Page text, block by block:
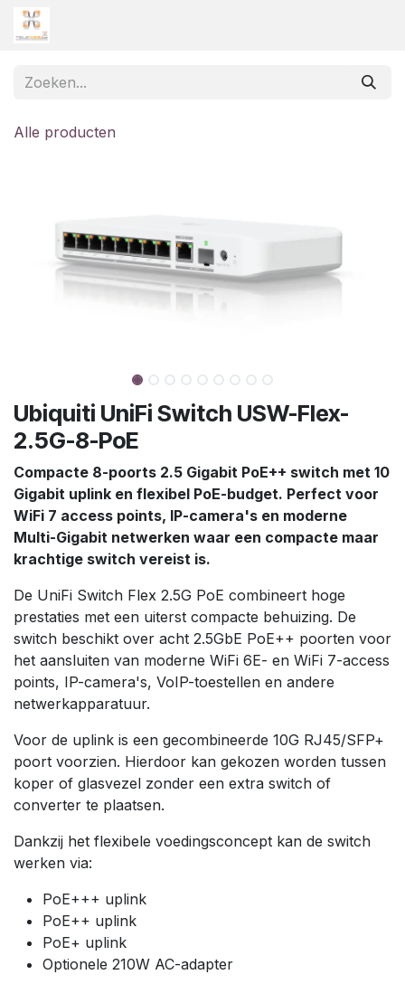
Overslaan naar inhoud
Alle producten
Ubiquiti UniFi Switch USW-Flex-
2.5G-8-PoE
Compacte 8-poorts 2.5 Gigabit PoE++ switch met 10
Gigabit uplink en flexibel PoE-budget. Perfect voor
WiFi 7 access points, IP-camera's en moderne
Multi-Gigabit netwerken waar een compacte maar
krachtige switch vereist is.
De UniFi Switch Flex 2.5G PoE combineert hoge
prestaties met een uiterst compacte behuizing. De
switch beschikt over acht 2.5GbE PoE++ poorten voor
het aansluiten van moderne WiFi 6E- en WiFi 7-access
points, IP-camera's, VoIP-toestellen en andere
netwerkapparatuur.
Voor de uplink is een gecombineerde 10G RJ45/SFP+
poort voorzien. Hierdoor kan gekozen worden tussen
koper of glasvezel zonder een extra switch of
converter te plaatsen.
Dankzij het flexibele voedingsconcept kan de switch
werken via:
PoE+++ uplink
PoE++ uplink
PoE+ uplink
Optionele 210W AC-adapter